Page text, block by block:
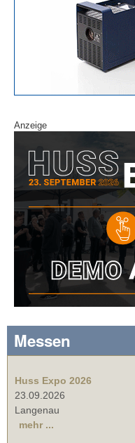
Anzeige
Messen
Huss Expo 2026
23.09.2026
Langenau
mehr ...